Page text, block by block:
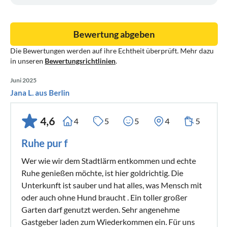
Die Bewertungen werden auf ihre Echtheit überprüft. Mehr dazu
in unseren Bewertungsrichtlinien.
Bewertung abgeben
Juni 2025
Jana L. aus Berlin
4,6 4 5 5 4 5
Ruhe pur f
Wer wie wir dem Stadtlärm entkommen und echte
Ruhe genießen möchte, ist hier goldrichtig. Die
Unterkunft ist sauber und hat alles, was Mensch mit
oder auch ohne Hund braucht . Ein toller großer
Garten darf genutzt werden. Sehr angenehme
Gastgeber laden zum Wiederkommen ein. Für uns